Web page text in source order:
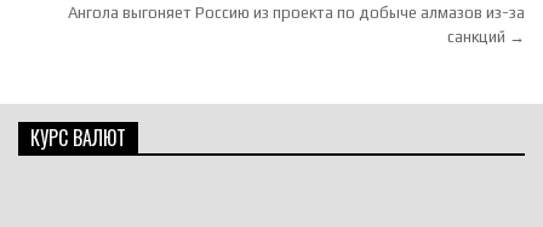
Ангола выгоняет Россию из проекта по добыче алмазов из-за
санкций →
КУРС ВАЛЮТ